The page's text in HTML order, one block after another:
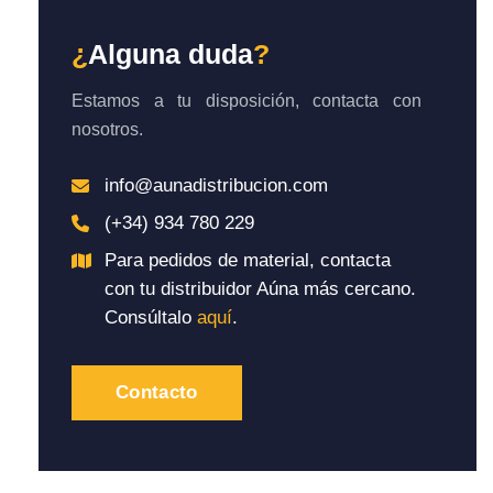
¿ Alguna duda?
Estamos a tu disposición, contacta con
nosotros.
info@aunadistribucion.com
(+34) 934 780 229
Para pedidos de material, contacta
con tu distribuidor Aúna más cercano.
Consúltalo aquí.
Contacto